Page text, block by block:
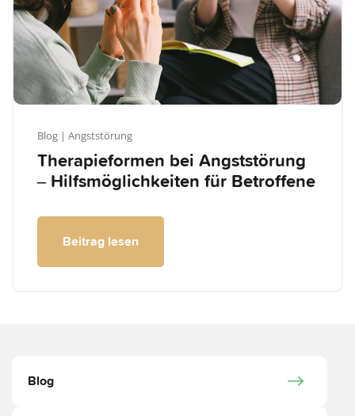
Blog | Angststörung
Therapieformen bei Angststörung
‒ Hilfsmöglichkeiten für Betroffene
Beitrag lesen
Blog